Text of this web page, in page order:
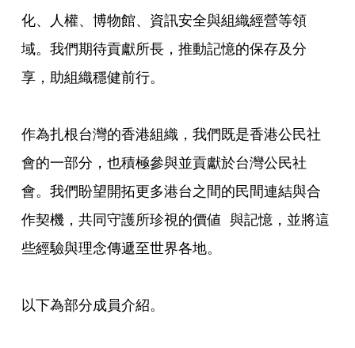
化、人權、博物館、資訊安全與組織經營等領
域。我們期待貢獻所長，推動記憶的保存及分
享，助組織穩健前行。
作為扎根台灣的香港組織，我們既是香港公民社
會的一部分，也積極參與並貢獻於台灣公民社
會。我們盼望開拓更多港台之間的民間連結與合
作契機，共同守護所珍視的價値 與記憶，並將這
些經驗與理念傳遞至世界各地。
以下為部分成員介紹。